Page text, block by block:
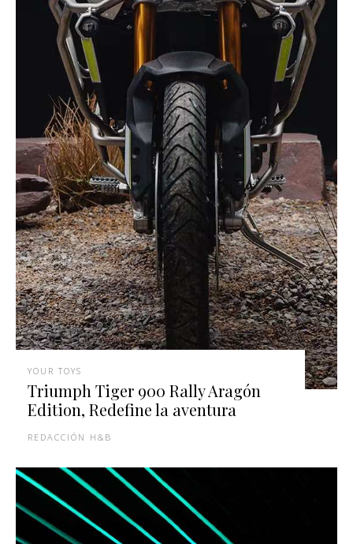
YOUR TOYS
Triumph Tiger 900 Rally Aragón
Edition, Redefine la aventura
REDACCIÓN H&B